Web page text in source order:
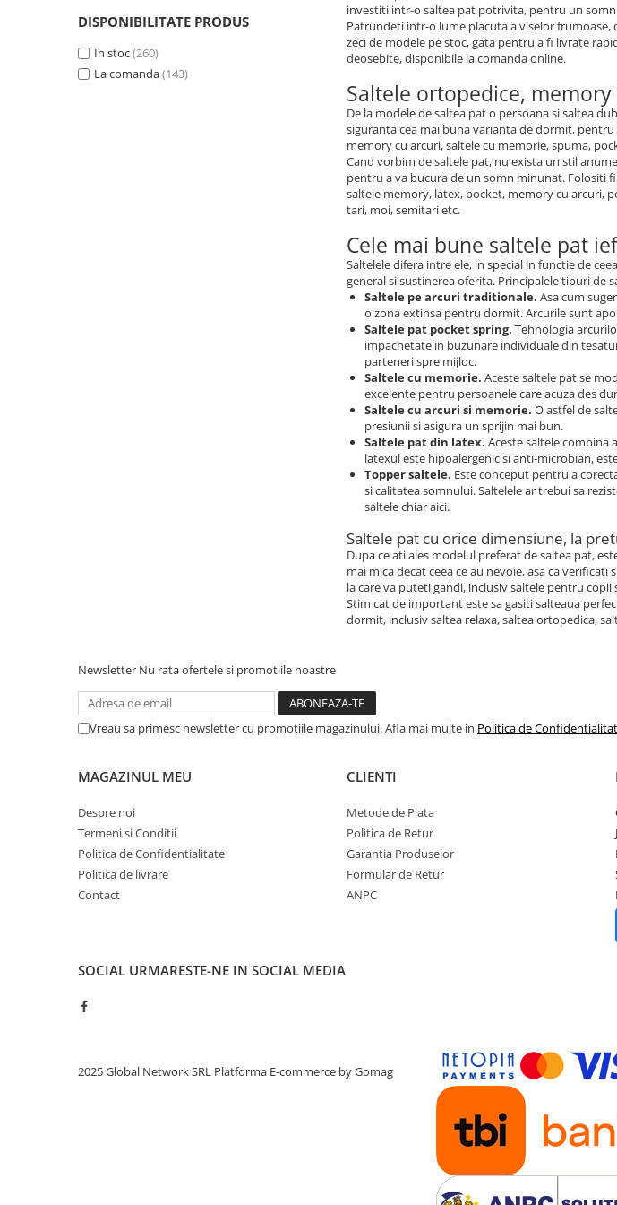
Pocket Memory (12)
Memory cu arcuri
DISPONIBILITATE PRODUS
In stoc(260)
La comanda(143)
investiti intr-o saltea pat potrivita, pentru un
Patrundeti intr-o lume placuta a viselor frumoase,
zeci de modele pe stoc, gata pentru a fi livrate
deosebite, disponibile la comanda online.
Saltele ortopedice,
De la modele de saltea pat o persoana si saltea
siguranta cea mai buna varianta de dormit,
memory cu arcuri, saltele cu memorie, spuma,
Cand vorbim de saltele pat, nu exista un stil
pentru a va bucura de un somn minunat. Folositi
saltele memory, latex, pocket, memory cu arcuri,
tari, moi, semitari etc.
Cele mai bune saltele pat
Saltelele difera intre ele, in special in functie de
general si sustinerea oferita. Principalele tipuri de
Saltele pe arcuri traditionale. Asa cum
o zona extinsa pentru dormit. Arcurile sunt
Saltele pat pocket spring. Tehnologia
impachetate in buzunare individuale din
parteneri spre mijloc.
Saltele cu memorie. Aceste saltele pat se
excelente pentru persoanele care acuza des
Saltele cu arcuri si memorie. O astfel de
presiunii si asigura un sprijin mai bun.
Saltele pat din latex. Aceste saltele combina
latexul este hipoalergenic si anti-microbian,
Topper saltele. Este conceput pentru a
si calitatea somnului. Saltelele ar trebui sa
saltele chiar aici.
Saltele pat cu orice dimensiune, la
Dupa ce ati ales modelul preferat de saltea pat,
mai mica decat ceea ce au nevoie, asa ca
la care va puteti gandi, inclusiv saltele pentru
Stim cat de important este sa gasiti salteaua
dormit, inclusiv saltea relaxa, saltea ortopedica,
Newsletter Nu rata ofertele si promotiile noastre
Vreau sa primesc newsletter cu promotiile magazinului. Afla mai multe in Politica de
MAGAZINUL MEU
Despre noi
Termeni si Conditii
Politica de Confidentialitate
Politica de livrare
Contact
CLIENTI
Metode de Plata
Politica de Retur
Garantia Produselor
Formular de Retur
ANPC
SOCIAL URMARESTE-NE IN SOCIAL MEDIA
2025 Global Network SRL Platforma E-commerce by Gomag